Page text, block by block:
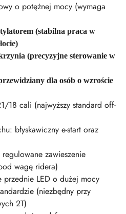
o potężnej mocy (wymaga
(stabilna praca w
(precyzyjne sterowanie w
dla osób o wzroście
18 cali (najwyższy standard off-
błyskawiczny e-start oraz
zawieszenie
wagę ridera)
przednie LED o dużej mocy
(niezbędny przy
2T)